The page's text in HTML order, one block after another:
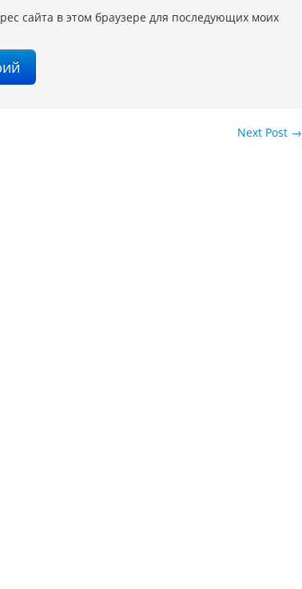
сайта в этом браузере для последующих моих
Next Post →